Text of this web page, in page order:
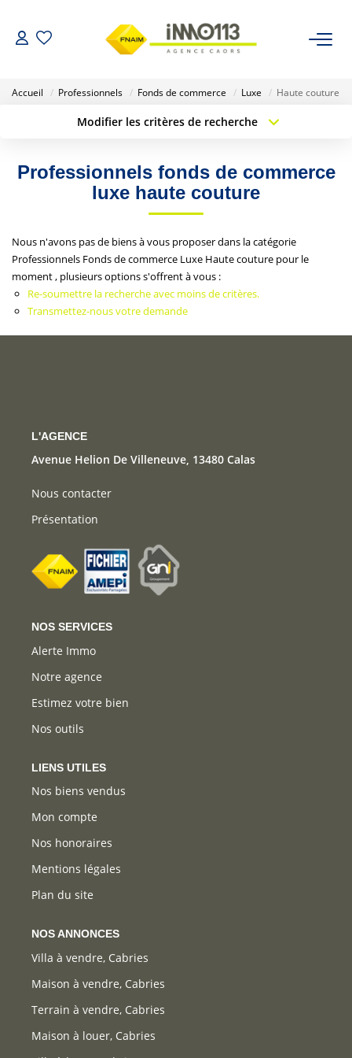
LOUER
NOTRE AGENCE
Nos Biens Vendus
ESTIMER
CALCULETTES FINANCIÈRES
Accueil Professionnels Fonds de commerce Luxe Haute couture
Modifier les critères de recherche
Sélectionnez...
Type de bien
Surface min
Créer une alerte
Professionnels fonds de commerce
luxe haute couture
Nous n'avons pas de biens à vous proposer dans la catégorie
Professionnels Fonds de commerce Luxe Haute couture pour le
moment , plusieurs options s'offrent à vous :
Re-soumettre la recherche avec moins de critères.
Transmettez-nous votre demande
L'AGENCE
Avenue Helion De Villeneuve, 13480 Calas
Nous contacter
Présentation
NOS SERVICES
Alerte Immo
Notre agence
Estimez votre bien
Nos outils
LIENS UTILES
Nos biens vendus
Mon compte
Nos honoraires
Mentions légales
Plan du site
NOS ANNONCES
Villa à vendre, Cabries
Maison à vendre, Cabries
Terrain à vendre, Cabries
Maison à louer, Cabries